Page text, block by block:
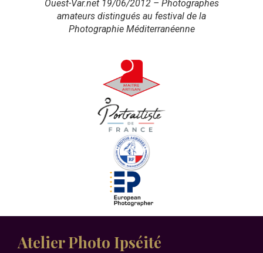
Ouest-Var.net 19/06/2012 – Photographes
amateurs distingués au festival de la
Photographie Méditerranéenne
Atelier Photo Ipséité